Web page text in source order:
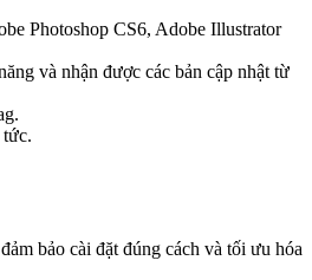
Photoshop CS6, Adobe Illustrator
và nhận được các bản cập nhật từ
tức.
bảo cài đặt đúng cách và tối ưu hóa